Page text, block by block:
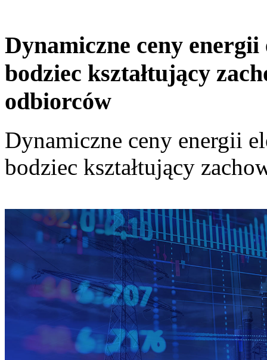
Dynamiczne ceny
bodziec kształtujący
odbiorców
Dynamiczne ceny energii
bodziec kształtujący